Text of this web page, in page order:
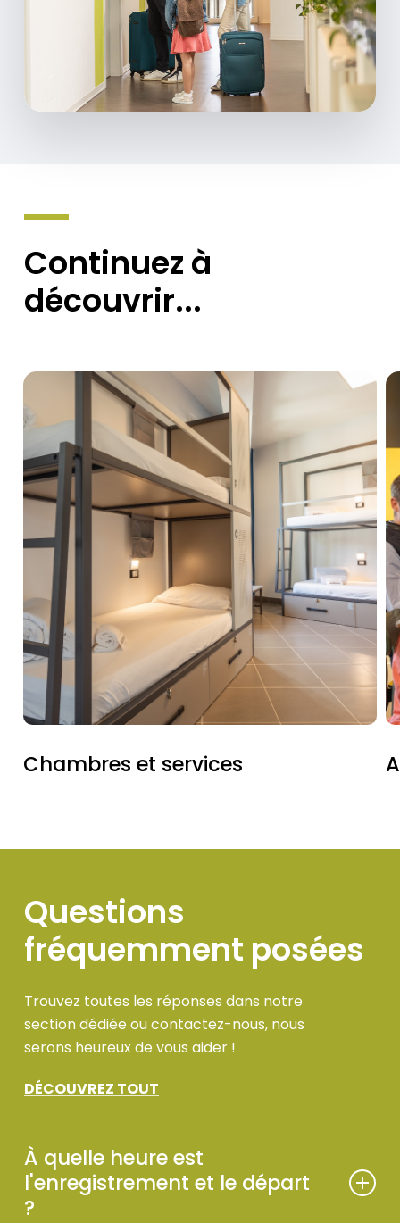
Continuez à
découvrir...
Chambres et services
Questions
fréquemment posées
Trouvez toutes les réponses dans notre
section dédiée ou contactez-nous, nous
serons heureux de vous aider !
DÉCOUVREZ TOUT
À quelle heure est
l'enregistrement et le départ
?